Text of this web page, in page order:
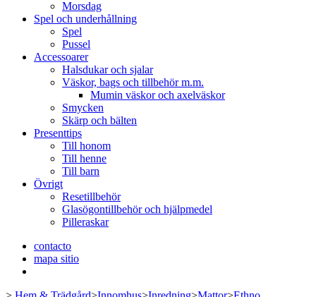
Morsdag
Spel och underhållning
Spel
Pussel
Accessoarer
Halsdukar och sjalar
Väskor, bags och tillbehör m.m.
Mumin väskor och axelväskor
Smycken
Skärp och bälten
Presenttips
Till honom
Till henne
Till barn
Övrigt
Resetillbehör
Glasögontillbehör och hjälpmedel
Pilleraskar
contacto
mapa sitio